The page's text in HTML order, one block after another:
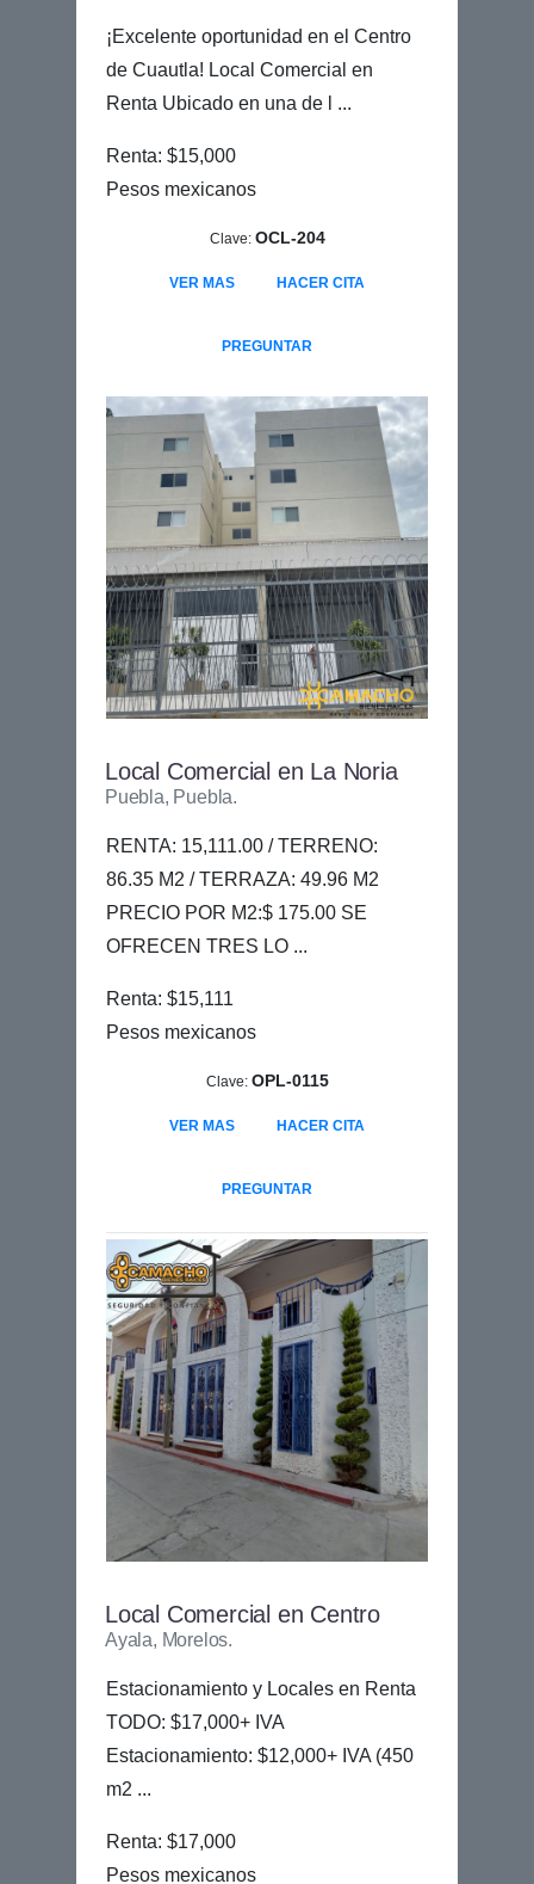
¡Excelente oportunidad en el Centro
de Cuautla! Local Comercial en
Renta Ubicado en una de l ...
Renta: $15,000
Pesos mexicanos
Clave: OCL-204
VER MAS HACER CITA
PREGUNTAR
Local Comercial en La Noria
Puebla, Puebla.
RENTA: 15,111.00 / TERRENO:
86.35 M2 / TERRAZA: 49.96 M2
PRECIO POR M2:$ 175.00 SE
OFRECEN TRES LO ...
Renta: $15,111
Pesos mexicanos
Clave: OPL-0115
VER MAS HACER CITA
PREGUNTAR
Local Comercial en Centro
Ayala, Morelos.
Estacionamiento y Locales en Renta
TODO: $17,000+ IVA
Estacionamiento: $12,000+ IVA (450
m2 ...
Renta: $17,000
Pesos mexicanos